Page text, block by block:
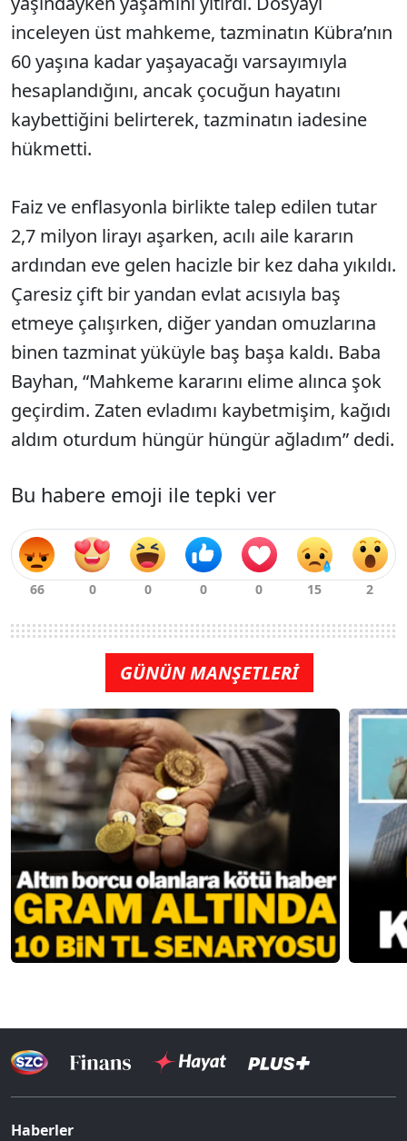
inceleyen üst mahkeme, tazminatın Kübra’nın
60 yaşına kadar yaşayacağı varsayımıyla
hesaplandığını, ancak çocuğun hayatını
kaybettiğini belirterek, tazminatın iadesine
hükmetti.
Faiz ve enflasyonla birlikte talep edilen tutar
2,7 milyon lirayı aşarken, acılı aile kararın
ardından eve gelen hacizle bir kez daha yıkıldı.
Çaresiz çift bir yandan evlat acısıyla baş
etmeye çalışırken, diğer yandan omuzlarına
binen tazminat yüküyle baş başa kaldı. Baba
Bayhan, “Mahkeme kararını elime alınca şok
geçirdim. Zaten evladımı kaybetmişim, kağıdı
aldım oturdum hüngür hüngür ağladım” dedi.
Bu habere emoji ile tepki ver
GÜNÜN MANŞETLERİ
Haberler